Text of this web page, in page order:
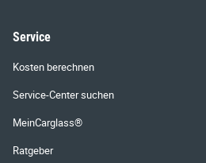
Service
Kosten berechnen
Service-Center suchen
MeinCarglass®
Ratgeber